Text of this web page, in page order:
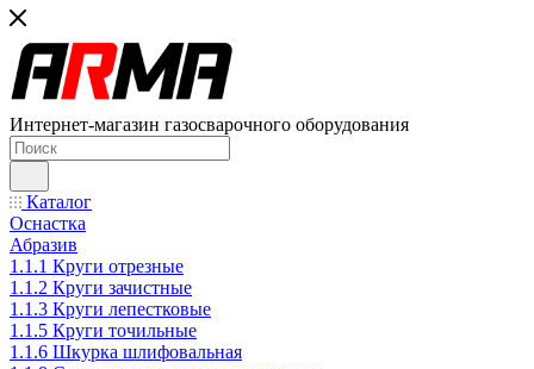
Интернет-магазин газосварочного оборудования
Каталог
Оснастка
Абразив
1.1.1 Круги отрезные
1.1.2 Круги зачистные
1.1.3 Круги лепестковые
1.1.5 Круги точильные
1.1.6 Шкурка шлифовальная